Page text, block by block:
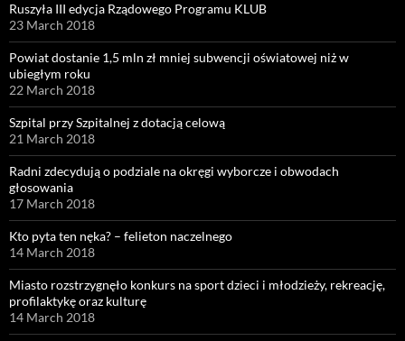
Ruszyła III edycja Rządowego Programu KLUB
23 March 2018
Powiat dostanie 1,5 mln zł mniej subwencji oświatowej niż w
ubiegłym roku
22 March 2018
Szpital przy Szpitalnej z dotacją celową
21 March 2018
Radni zdecydują o podziale na okręgi wyborcze i obwodach
głosowania
17 March 2018
Kto pyta ten nęka? – felieton naczelnego
14 March 2018
Miasto rozstrzygnęło konkurs na sport dzieci i młodzieży, rekreację,
profilaktykę oraz kulturę
14 March 2018